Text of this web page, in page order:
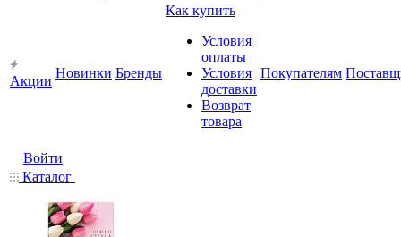
Акции
Новинки Бренды
Как купить
Условия
оплаты
Условия
доставки
Возврат
товара
Покупателям
Войти
Каталог